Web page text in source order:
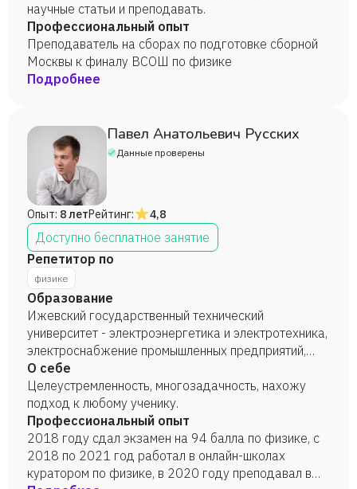
научные статьи и преподавать.
Профессиональный опыт
Преподаватель на сборах по подготовке сборной
Москвы к финалу ВСОШ по физике
Подробнее
Павел Анатольевич Русских
Данные проверены
Опыт: 8 летРейтинг: 4,8
Доступно бесплатное занятие
Репетитор по
физике
Образование
Ижевский государственный технический
университет - электроэнергетика и электротехника,
электроснабжение промышленных предприятий,
2022 г.
О себе
Целеустремленность, многозадачность, нахожу
подход к любому ученику.
Профессиональный опыт
2018 году сдал экзамен на 94 балла по физике, с
2018 по 2021 год работал в онлайн-школах
куратором по физике, в 2020 году преподавал в